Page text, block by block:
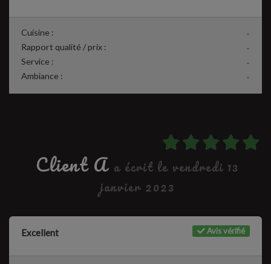
-
Cuisine :
-
Rapport qualité / prix :
-
Service :
-
Ambiance :
Client A a écrit le vendredi 13
janvier 2023
Avis vérifié
Excellent